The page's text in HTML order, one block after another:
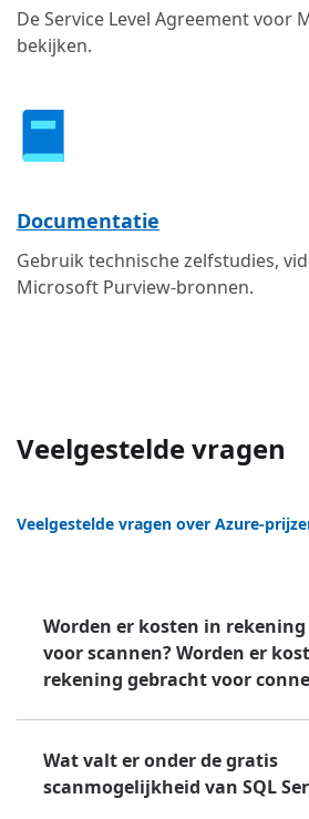
De Service Level Agreement voor
bekijken.
Documentatie
Gebruik technische zelfstudies,
Microsoft Purview-bronnen.
Veelgestelde vragen
Veelgestelde vragen over Azure-
Worden er kosten in
voor scannen? Worden er
rekening gebracht voor
Wat valt er onder de gratis
scanmogelijkheid van SQL